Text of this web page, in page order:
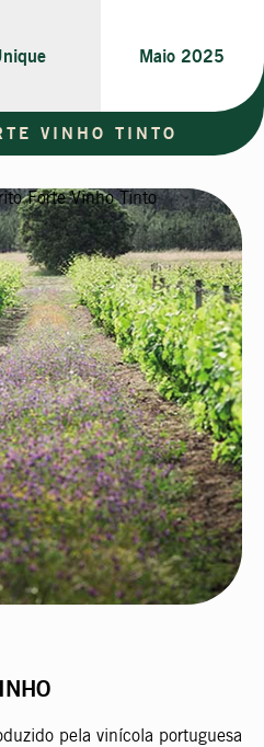
Maio 2025
VINHO TINTO
pela vinícola portuguesa